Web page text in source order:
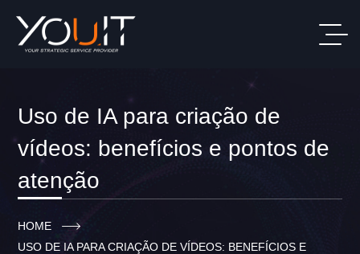
Uso de IA para criação de
vídeos: benefícios e pontos de
atenção
HOME
USO DE IA PARA CRIAÇÃO DE VÍDEOS: BENEFÍCIOS E